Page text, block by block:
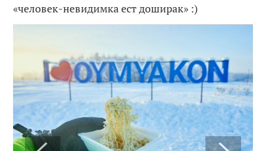
«человек-невидимка ест доширак» :)